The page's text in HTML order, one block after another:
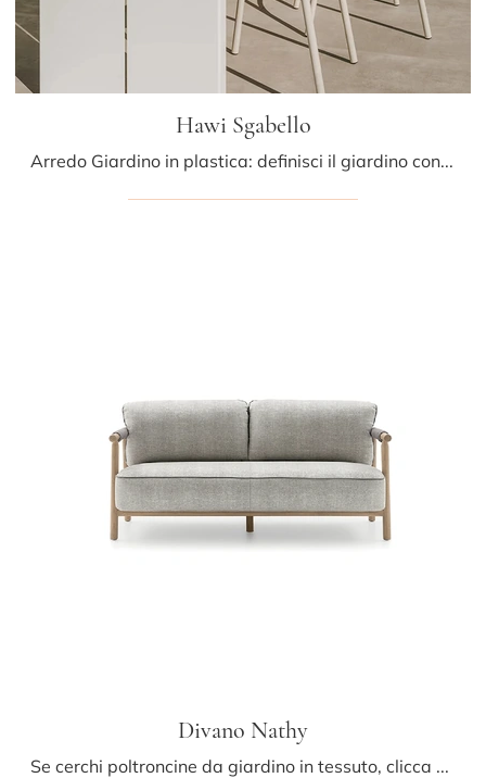
Hawi Sgabello
Arredo Giardino in plastica: definisci il giardino con svariate offerte di sgabelli da giardino del marchio LaPalma.
Divano Nathy
Se cerchi poltroncine da giardino in tessuto, clicca e ottieni informazioni sul modello Divano Nathy dell'azienda Ditre Italia.